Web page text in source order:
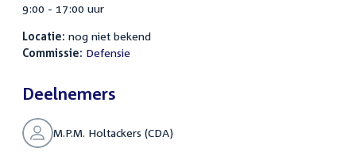
9:00 - 17:00 uur
Locatie: nog niet bekend
Commissie: Defensie
Deelnemers
M.P.M. Holtackers (CDA)